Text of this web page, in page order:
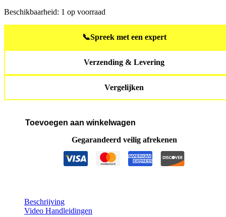
Beschikbaarheid: 1 op voorraad
📞Spreek met een expert
Verzending & Levering
Vergelijken
Toevoegen aan winkelwagen
Gegarandeerd veilig afrekenen
Beschrijving
Video Handleidingen